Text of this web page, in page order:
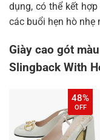
dụng, có thể kết
các buổi hẹn hò nhẹ
Giày cao gót
Slingback With
48%
OFF